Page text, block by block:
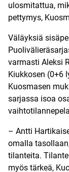
ulosmitattua,
pettymys,
Väläyksiä
varmasti Aleksi
Kiukkosen (0+6
Kuosmasen
sarjassa isoa
– Antti
omalla
tilanteita.
myös tärkeä,